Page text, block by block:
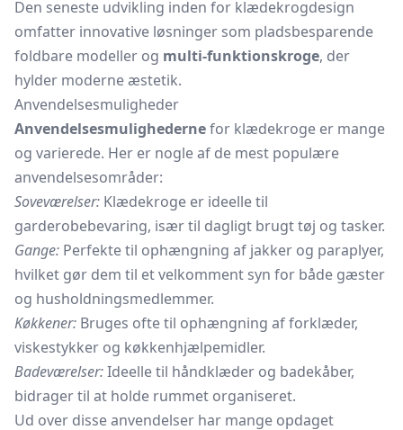
Den seneste udvikling inden for klædekrogdesign
omfatter innovative løsninger som pladsbesparende
foldbare modeller og multi-funktionskroge, der
hylder moderne æstetik.
Anvendelsesmuligheder
Anvendelsesmulighedernefor klædekroge er mange
og varierede. Her er nogle af de mest populære
anvendelsesområder:
Soveværelser: Klædekroge er ideelle til
garderobebevaring, især til dagligt brugt tøj og tasker.
Gange: Perfekte til ophængning af jakker og paraplyer,
hvilket gør dem til et velkomment syn for både gæster
og husholdningsmedlemmer.
Køkkener: Bruges ofte til ophængning afforklæder,
viskestykker og køkkenhjælpemidler.
Badeværelser:Ideelle til håndklæder og badekåber,
bidrager til at holde rummet organiseret.
Ud over disse anvendelser har mange opdaget